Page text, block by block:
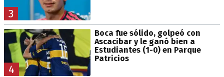
3
4
Boca fue sólido, golpeó con
Ascacibar y le ganó bien a
Estudiantes (1-0) en Parque
Patricios